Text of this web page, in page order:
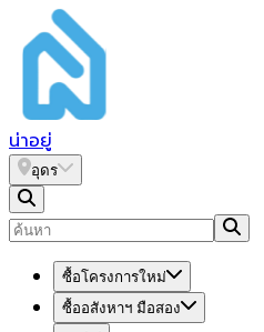
น่าอยู่
อุดร
ซื้อโครงการใหม่
ซื้ออสังหาฯ มือสอง